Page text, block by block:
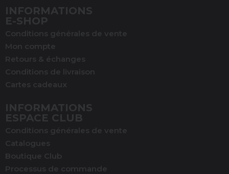
INFORMATIONS
E-SHOP
Conditions générales de vente
Mon compte
Retours & échanges
Conditions de livraison
Cartes cadeaux
INFORMATIONS
ESPACE CLUB
Conditions générales de vente
Catalogues
Boutique Club
Processus de commande